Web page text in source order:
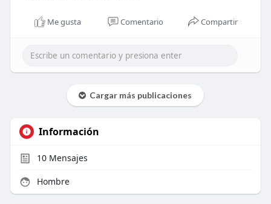
Me gusta Comentario Compartir
Cargar más publicaciones
Información
10Mensajes
Hombre